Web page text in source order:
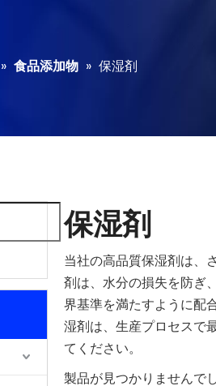
» 食品添加物 » 保湿剤
保湿剤
当社の高品質保湿剤は、
剤は、水分の損失を防ぎ
界基準を満たすように配
湿剤は、生産プロセスで
てください。
製品が見つかりませんで